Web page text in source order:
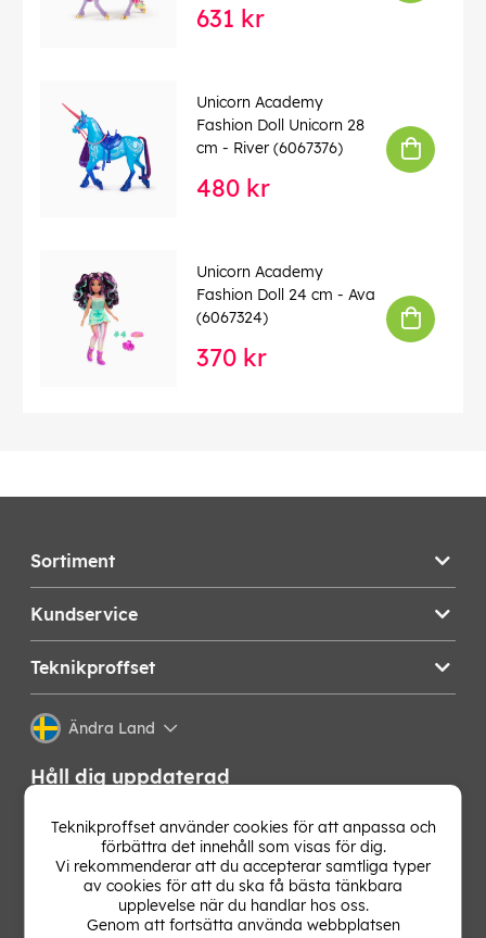
631 kr
Unicorn Academy
Fashion Doll Unicorn 28
cm - River (6067376)
480 kr
Unicorn Academy
Fashion Doll 24 cm - Ava
(6067324)
370 kr
Sortiment
Kundservice
Teknikproffset
Ändra Land
Håll dig uppdaterad
Få de senaste nyheterna, hetaste erbjudandena och
bästa tipsen från oss direkt i din mejlkorg. Signa upp på
vårt nyhetsbrev!
Teknikproffset använder cookies för att anpassa och
förbättra det innehåll som visas för dig.
Vi rekommenderar att du accepterar samtliga typer
av cookies för att du ska få bästa tänkbara
upplevelse när du handlar hos oss.
Genom att fortsätta använda webbplatsen